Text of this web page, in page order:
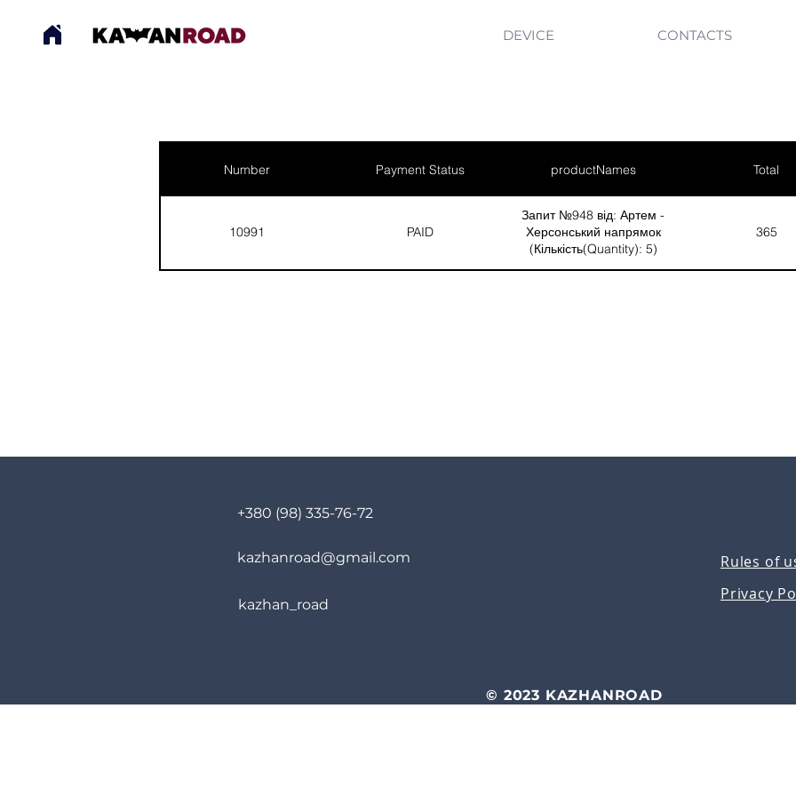
DEVICE CONTACTS
Number Payment Status productNames Total
10991 PAID
Запит №948 від: Артем -
Херсонський напрямок
(Кількість(Quantity): 5)
365
+380 (98) 335-76-72
kazhanroad@gmail.com
kazhan_road
Rules of
Privacy
© 2023 KAZHANROAD